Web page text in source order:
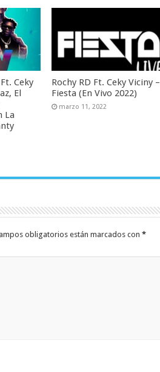
Ceky
El
La
Rochy RD Ft. Ceky Viciny –
Fiesta (En Vivo 2022)
marzo 11, 2022
obligatorios están marcados con *